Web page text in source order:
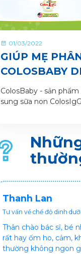
01/03/2022
GIÚP MẸ
COLOSBABY
PHA SẴN
“CHUẨN XỊN”
ColosBaby - sản
sung sữa non
dòng sản phẩm
lựa chọn chế độ dinh
Thanh Lan
Tư vấn về chế độ dinh
Thân chào bác sĩ, bé
rất hay ốm ho, cảm,
thường không ngon